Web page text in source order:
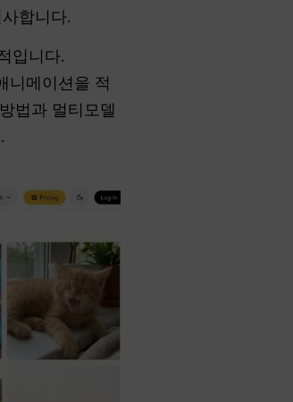
합니다.
입니다.
니메이션을 적
법과 멀티모델